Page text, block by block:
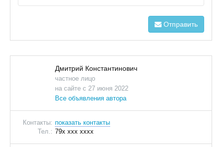
Отправить
Дмитрий Константинович
частное лицо
на сайте с 27 июня 2022
Все объявления автора
Контакты: показать контакты
Тел.: 79x xxx xxxx